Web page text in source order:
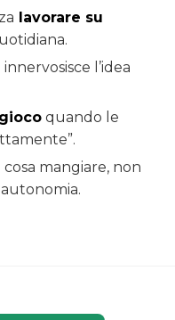
lavorare su
innervosisce l’idea
quando le
mangiare, non